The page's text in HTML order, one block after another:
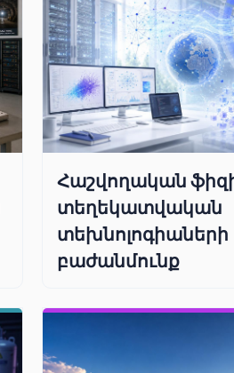
Հաշվողական
տեղեկատվական
տեխնոլոգիաների
բաժանմունք